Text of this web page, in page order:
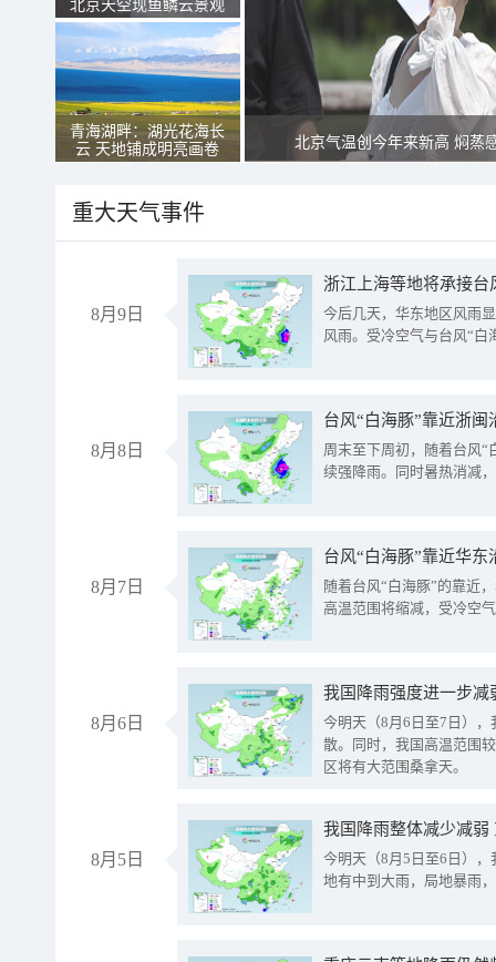
北京天空现鱼鳞云景观
青海湖畔：湖光花海长
云 天地铺成明亮画卷
北京气温创今年来新高 焖蒸
重大天气事件
8月9日
浙江上海等地将承接台
今后几天，华东地区风雨
风雨。受冷空气与台风“白
8月8日
台风“白海豚”靠近浙
周末至下周初，随着台风“
续强降雨。同时暑热消减
8月7日
台风“白海豚”靠近华
随着台风“白海豚”的靠近
高温范围将缩减，受冷空
8月6日
今明天（8月6日至7日）
散。同时，我国高温范围
区将有大范围桑拿天。
8月5日
我国降雨整体减少减弱
今明天（8月5日至6日）
地有中到大雨，局地暴雨